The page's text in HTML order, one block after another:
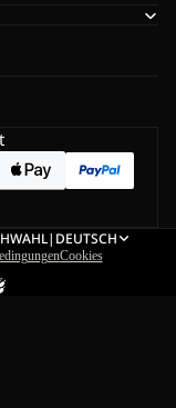
| DEUTSCH
Cookies